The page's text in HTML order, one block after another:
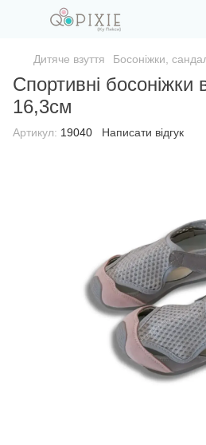
Дитяче взуття Босоніжки,
Спортивні босоніжки
16,3см
Артикул: 19040 Написати відгук